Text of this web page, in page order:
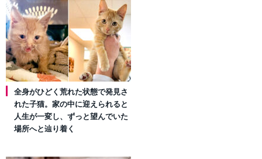
全身がひどく荒れた状態で発見さ
れた子猫。家の中に迎えられると
人生が一変し、ずっと望んでいた
場所へと辿り着く